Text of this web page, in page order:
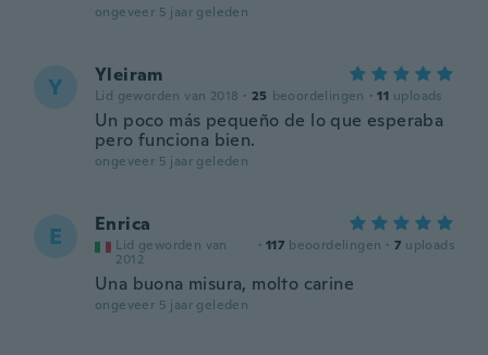
ongeveer 5 jaar geleden
Y Yleiram
Lid geworden van 2018 · 25 beoordelingen · 11 uploads
Un poco más pequeño de lo que esperaba
pero funciona bien.
ongeveer 5 jaar geleden
E Enrica
Lid geworden van
2012
· 117 beoordelingen · 7 uploads
Una buona misura, molto carine
ongeveer 5 jaar geleden